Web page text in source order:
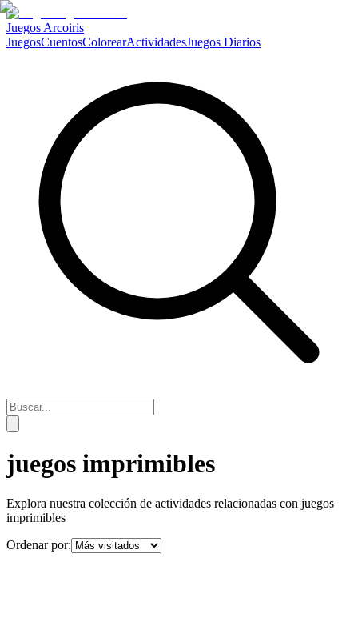
Juegos Arcoiris
JuegosCuentosColorearActividadesJuegos Diarios
juegos imprimibles
Explora nuestra colección de actividades relacionadas con juegos
imprimibles
Ordenar por: